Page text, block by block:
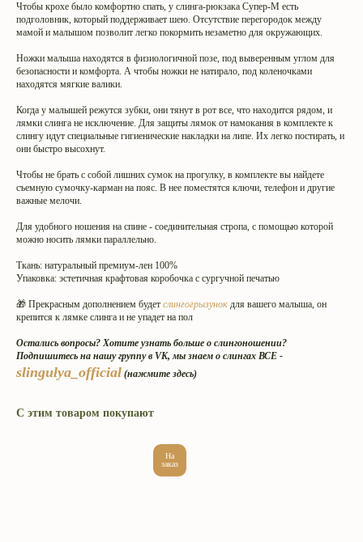
Чтобы крохе было комфортно спать, у слинга-рюкзака Супер-М есть
подголовник, который поддерживает шею. Отсутствие перегородок между
мамой и малышом позволит легко покормить незаметно для окружающих.
Ножки малыша находятся в физиологичной позе, под выверенным углом для
безопасности и комфорта. А чтобы ножки не натирало, под коленочками
находятся мягкие валики.
Когда у малышей режутся зубки, они тянут в рот все, что находится рядом, и
лямки слинга не исключение. Для защиты лямок от намокания в комплекте к
слингу идут специальные гигиенические накладки на липе. Их легко постирать, и
они быстро высохнут.
Чтобы не брать с собой лишних сумок на прогулку, в комплекте вы найдете
съемную сумочку-карман на пояс. В нее поместятся ключи, телефон и другие
важные мелочи.
Для удобного ношения на спине - соединительная стропа, с помощью которой
можно носить лямки параллельно.
Ткань: натуральный премиум-лен 100%
Упаковка: эстетичная крафтовая коробочка с сургучной печатью
🎁 Прекрасным дополнением будет слингогрызунок для вашего малыша, он
крепится к лямке слинга и не упадет на пол
Остались вопросы? Хотите узнать больше о слингоношении?
Подпишитесь на нашу группу в VK, мы знаем о слингах ВСЕ -
slingulya_official (нажмите здесь)
С этим товаром покупают
На
заказ
Интернет-магазин эргорюкзаков